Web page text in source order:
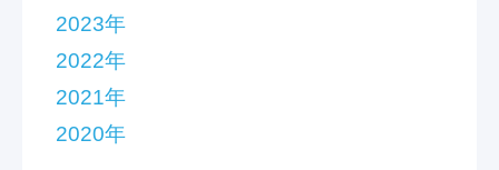
2023年
2022年
2021年
2020年